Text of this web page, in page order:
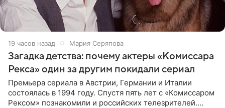
19 часов назад Мария Серяпова
Загадка детства: почему актеры «Комиссара
Рекса» один за другим покидали сериал
Премьера сериала в Австрии, Германии и Италии
состоялась в 1994 году. Спустя пять лет с «Комиссаром
Рексом» познакомили и российских телезрителей.